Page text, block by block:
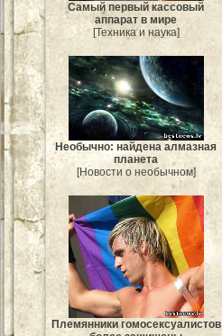
Самый первый кассовый
аппарат в мире
[Техника и наука]
Необычно: найдена алмазная
планета
[Новости о необычном]
Племянники гомосексуалистов